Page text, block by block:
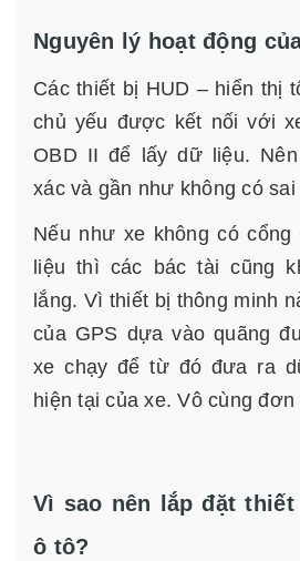
Nguyên lý hoạt động
Các thiết bị HUD – hiển thị
chủ yếu được kết nối với
OBD II để lấy dữ liệu.
xác và gần như không có sai
Nếu như xe không có
liệu thì các bác tài cũng
lắng. Vì thiết bị thông minh
của GPS dựa vào quãng
xe chạy để từ đó đưa ra
hiện tại của xe. Vô cùng
Vì sao nên lắp đặt thiết
ô tô?